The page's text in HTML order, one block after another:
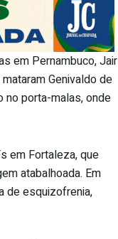
em Pernambuco, Jair
Genivaldo de
porta-malas, onde
em Fortaleza, que
atabalhoada. Em
de esquizofrenia,